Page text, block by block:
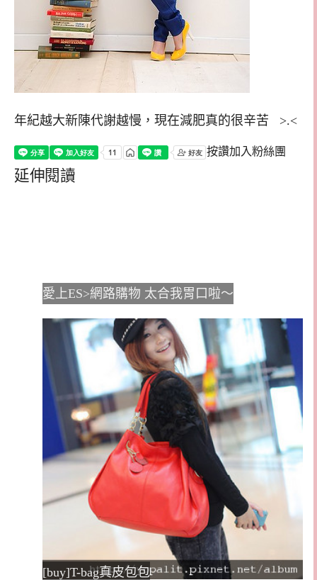
年紀越大新陳代謝越慢，現在減肥真的很辛苦 >.<
按讚加入粉絲團
延伸閱讀
愛上ES>網路購物 太合我胃口啦～
[buy]T-bag真皮包包